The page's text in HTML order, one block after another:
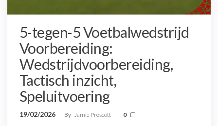
5-tegen-5 Voetbalwedstrijd
Voorbereiding:
Wedstrijdvoorbereiding,
Tactisch inzicht,
Speluitvoering
19/02/2026 By Jamie Prescott 0